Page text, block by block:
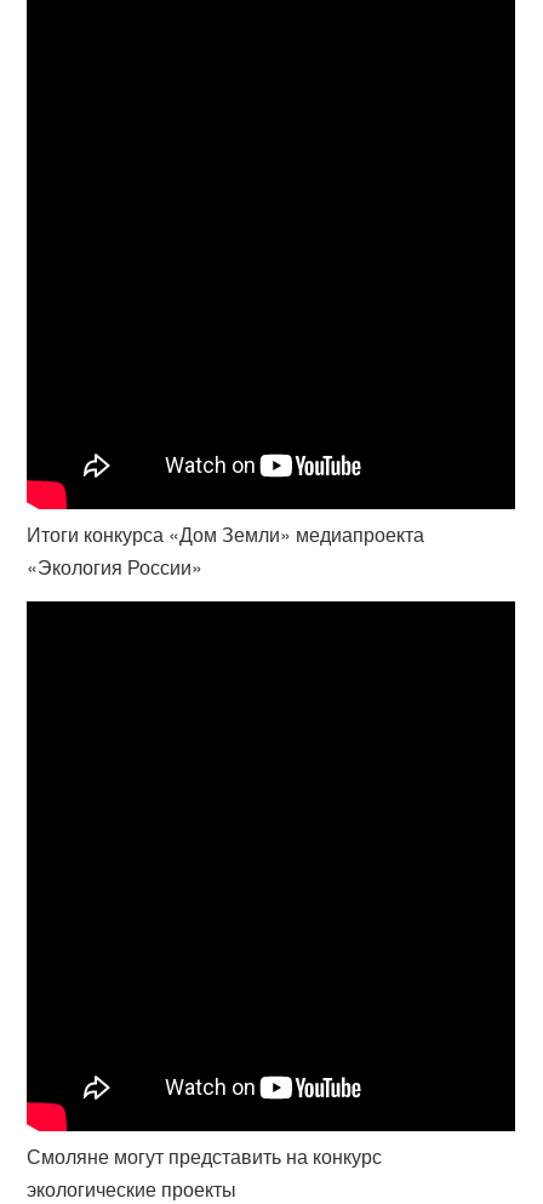
Итоги конкурса «Дом Земли» медиапроекта
«Экология России»
Смоляне могут представить на конкурс
экологические проекты